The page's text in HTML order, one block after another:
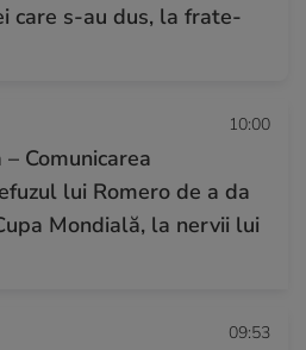
care s-au dus, la frate-
10:00
Comunicarea
lui Romero de a da
Mondială, la nervii lui
09:53